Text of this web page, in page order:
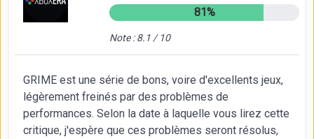
81%
Note : 8.1 / 10
GRIME est une série de bons, voire d'excellents jeux,
légèrement freinés par des problèmes de
performances. Selon la date à laquelle vous lirez cette
critique, j'espère que ces problèmes seront résolus,